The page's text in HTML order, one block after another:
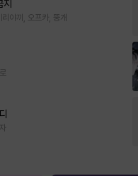
야끼, 오프카, 뚱개